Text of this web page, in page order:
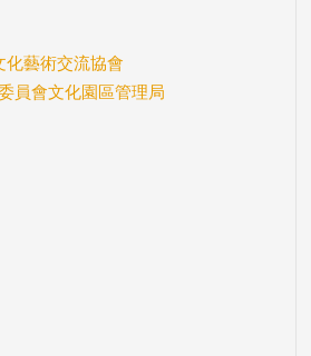
化藝術交流協會
員會文化園區管理局